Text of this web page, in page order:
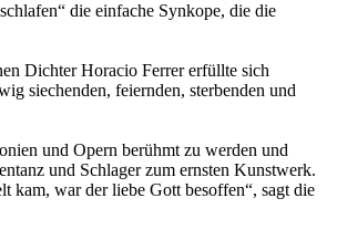
die einfache Synkope, die die
Dichter Horacio Ferrer erfüllte sich
siechenden, feiernden, sterbenden und
und Opern berühmt zu werden und
und Schlager zum ernsten Kunstwerk.
kam, war der liebe Gott besoffen“, sagt die